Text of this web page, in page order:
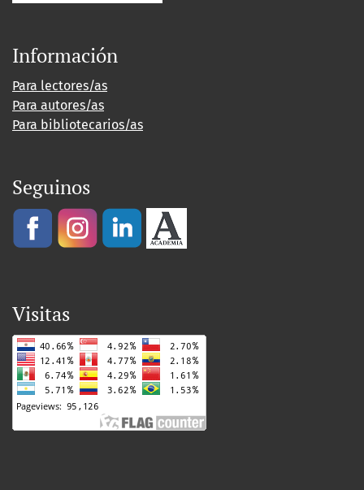
Información
Para lectores/as
Para autores/as
Para bibliotecarios/as
Seguinos
Visitas